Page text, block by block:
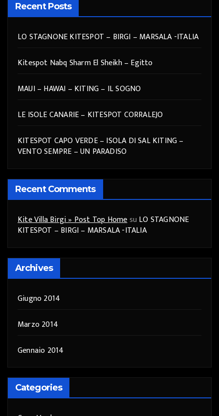
Recent Posts
LO STAGNONE KITESPOT – BIRGI – MARSALA -ITALIA
Kitespot Nabq Sharm El Sheikh – Egitto
MAUI – HAWAI – KITING – IL SOGNO
LE ISOLE CANARIE – KITESPOT CORRALEJO
KITESPOT CAPO VERDE – ISOLA DI SAL KITING –
VENTO SEMPRE – UN PARADISO
Recent Comments
Kite Villa Birgi » Post Top Homesu LO STAGNONE
KITESPOT – BIRGI – MARSALA -ITALIA
Archives
Giugno 2014
Marzo 2014
Gennaio 2014
Categories